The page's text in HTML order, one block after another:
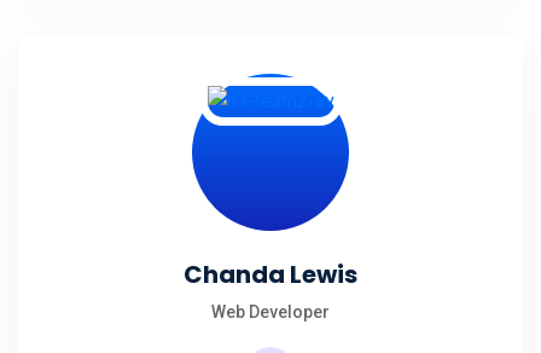
Chanda Lewis
Web Developer